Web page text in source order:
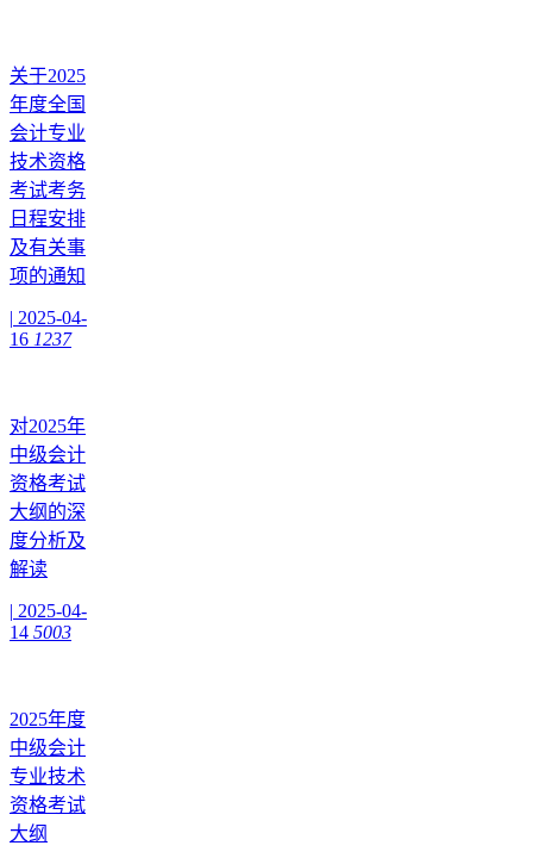
关于2025
年度全国
会计专业
技术资格
考试考务
日程安排
及有关事
项的通知
| 2025-04-
16 1237
对2025年
中级会计
资格考试
大纲的深
度分析及
解读
| 2025-04-
14 5003
2025年度
中级会计
专业技术
资格考试
大纲